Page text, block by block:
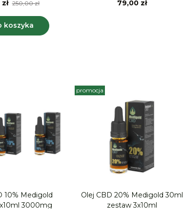
250,00 zł
koszyka
79,00 zł
10% Medigold
3000mg
Olej CBD 20% Medigold 30ml
zestaw 3x10ml
promocja